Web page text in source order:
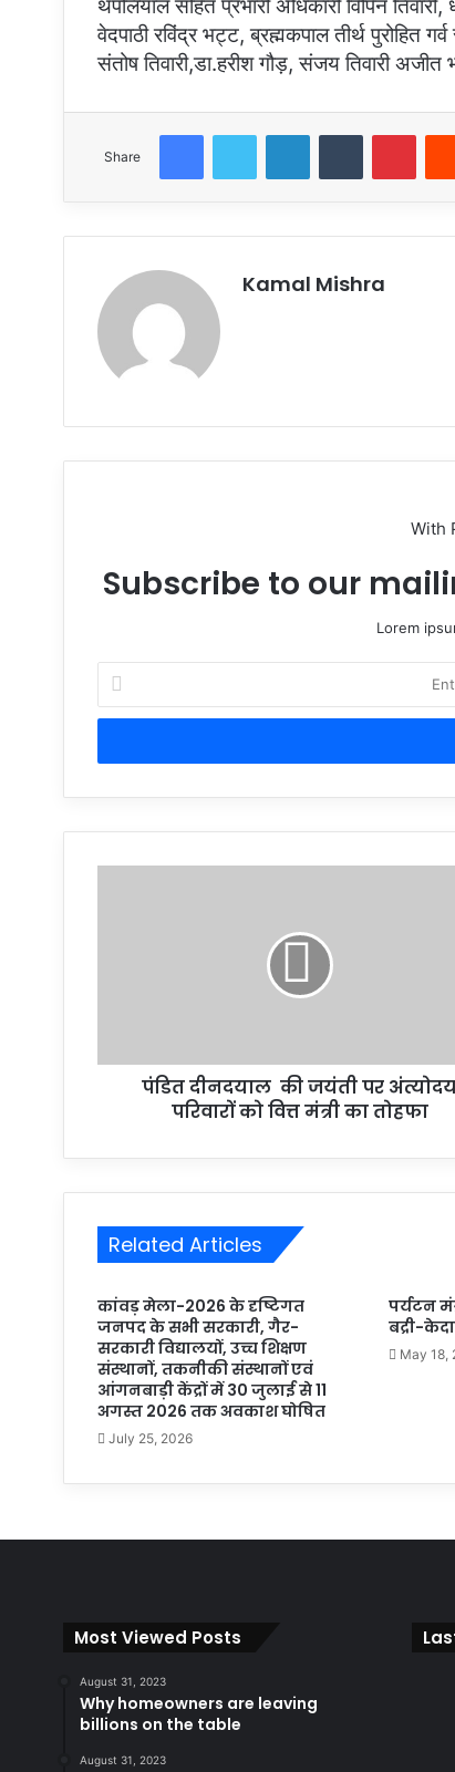
थपलियाल सहित प्रभारी अधिकारी विपिन
वेदपाठी रविंद्र भट्ट, ब्रह्मकपाल तीर्थ पुरोहित
संतोष तिवारी,डा.हरीश गौड़, संजय तिवारी
Share
FacebookTwitter LinkedInTumblr
Kamal Mishra
With
Subscribe to our
Lorem
your
Email
पंडित दीनदयाल की जयंती पर
परिवारों को वित्त मंत्री का तोहफा
Related Articles
कांवड़ मेला-2026 के दृष्टिगत
जनपद के सभी सरकारी, गैर-
सरकारी विद्यालयों, उच्च शिक्षण
संस्थानों, तकनीकी संस्थानों एवं
आंगनबाड़ी केंद्रों में 30 जुलाई से 11
अगस्त 2026 तक अवकाश घोषित
July 25, 2026
पर्यटन
बद्री-
May 18,
Most Viewed Posts
August 31, 2023
Why homeowners are leaving
billions on the table
August 31, 2023